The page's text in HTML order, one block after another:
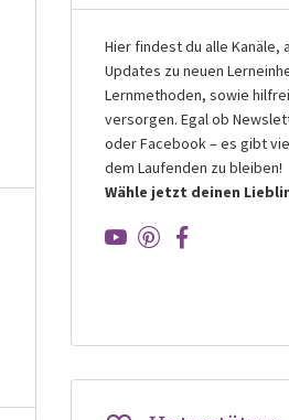
Hier findest du alle Kanäle,
Updates zu neuen
Lernmethoden, sowie
versorgen. Egal ob
oder Facebook – es gibt
dem Laufenden zu bleiben!
Wähle jetzt deinen